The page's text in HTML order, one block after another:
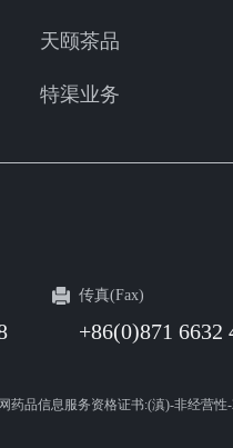
天颐茶品
特渠业务
传真(Fax)
+86(0)871 6632
药品信息服务资格证书:(滇)-非经营性-